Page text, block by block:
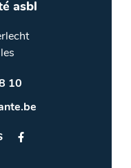
asbl
10